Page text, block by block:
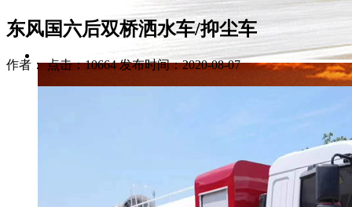
东风国六后双桥洒水车/抑尘车
作者： 点击：10664 发布时间：2020-08-07